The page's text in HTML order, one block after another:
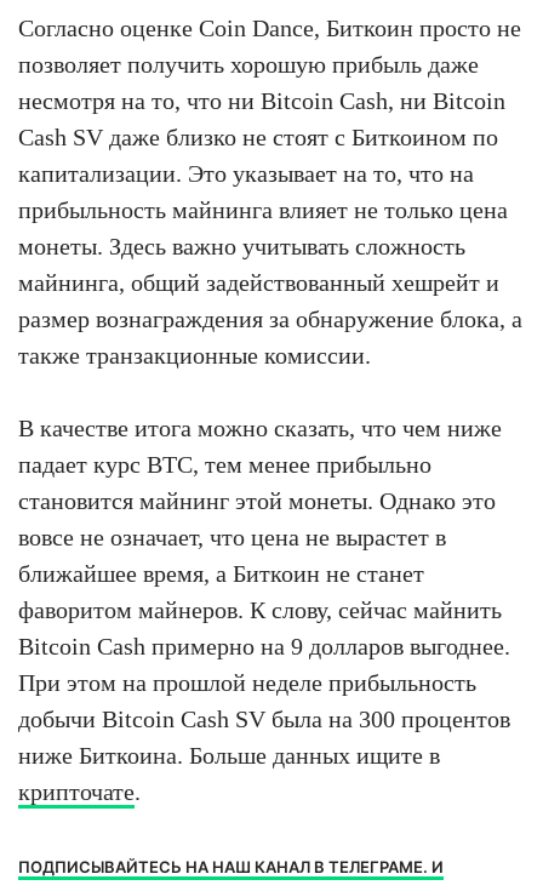
Согласно оценке Coin Dance, Биткоин просто не
позволяет получить хорошую прибыль даже
несмотря на то, что ни Bitcoin Cash, ни Bitcoin
Cash SV даже близко не стоят с Биткоином по
капитализации. Это указывает на то, что на
прибыльность майнинга влияет не только цена
монеты. Здесь важно учитывать сложность
майнинга, общий задействованный хешрейт и
размер вознаграждения за обнаружение блока, а
также транзакционные комиссии.
В качестве итога можно сказать, что чем ниже
падает курс BTC, тем менее прибыльно
становится майнинг этой монеты. Однако это
вовсе не означает, что цена не вырастет в
ближайшее время, а Биткоин не станет
фаворитом майнеров. К слову, сейчас майнить
Bitcoin Cash примерно на 9 долларов выгоднее.
При этом на прошлой неделе прибыльность
добычи Bitcoin Cash SV была на 300 процентов
ниже Биткоина. Больше данных ищите в
крипточате.
ПОДПИСЫВАЙТЕСЬ НА НАШ КАНАЛ В ТЕЛЕГРАМЕ. И